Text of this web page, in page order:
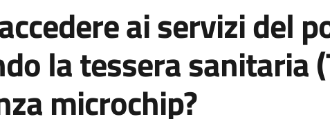
ai servizi del
la tessera sanitaria
microchip?